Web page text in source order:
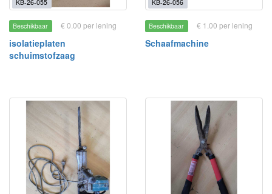
KB-26-055
Beschikbaar € 0.00 per lening
isolatieplaten
schuimstofzaag
KB-26-056
Beschikbaar € 1.00 per lening
Schaafmachine